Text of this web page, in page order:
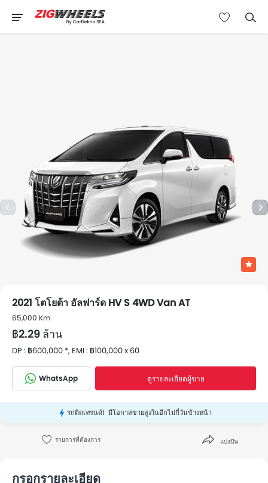
2021 โตโยต้า อัลฟาร์ด HV S 4WD Van AT
65,000 Km
฿2.29 ล้าน
DP : ฿600,000 *, EMI : ฿100,000 x 60
WhatsApp ดูรายละเอียดผู้ขาย
รถติดเทรนด์! มีโอกาสขายสูงในอีกไม่กี่วันข้างหน้า
รายการที่ต้องการ แบ่งปัน